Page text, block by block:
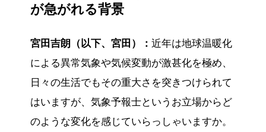
CHALLENGE」では、アプリを活用してエコア
クションを実践し、CO₂削減に一定の成果を上
最後に、企業と従業員が一丸となって取り組む
ことで、社会全体の脱炭素化につながるとまと
※この要約は生成AIをもとに作成しています。
が急がれる背景
宮田吉朗（以下、宮田）： 近年は地球温暖化
による異常気象や気候変動が激甚化を極め、
日々の生活でもその重大さを突きつけられて
はいますが、気象予報士というお立場からど
のような変化を感じていらっしゃいますか。